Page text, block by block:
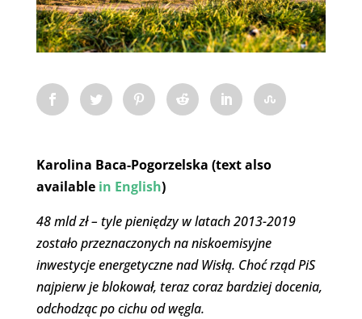
Karolina Baca-Pogorzelska (text also
available in English)
48 mld zł – tyle pieniędzy w latach 2013-2019
zostało przeznaczonych na niskoemisyjne
inwestycje energetyczne nad Wisłą. Choć rząd PiS
najpierw je blokował, teraz coraz bardziej docenia,
odchodząc po cichu od węgla.